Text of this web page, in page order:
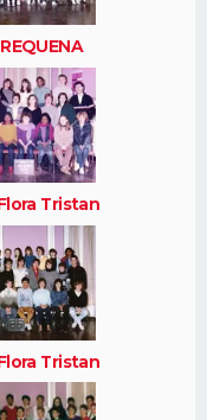
Tristan
Tristan